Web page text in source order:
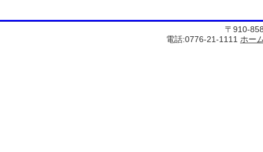
〒910-
電話:0776-21-1111 ホー